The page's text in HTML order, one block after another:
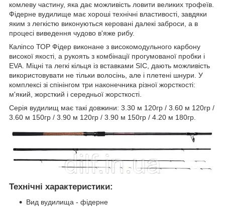
комлеву частину, яка дає можливість ловити великих трофеїв.
Фідерне вудилище має хороші технічні властивості, завдяки
яким з легкістю виконуються керовані далекі заброси, а в
процесі виведення чудово в'яже рибу.
Каліпсо ТОР Фідер виконане з високомодульного карбону
високої якості, а рукоять з комбінації прогумованої пробки і
EVA. Міцні та легкі кільця із вставками SIC, дають можливість
використовувати не тільки волосінь, але і плетені шнури. У
комплексі зі спінінгом три наконечника різної жорсткості:
м'який, жорсткий і середньої жорсткості.
Серія вудилищ має такі довжини: 3.30 м 120гр / 3.60 м 120гр /
3.60 м 150гр / 3.90 м 120гр / 3.90 м 150гр / 4.20 м 180гр.
Технічні характеристики:
Вид вудилища - фідерне